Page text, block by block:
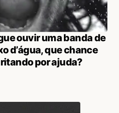
ouvir uma banda de
d’água, que chance
por ajuda?